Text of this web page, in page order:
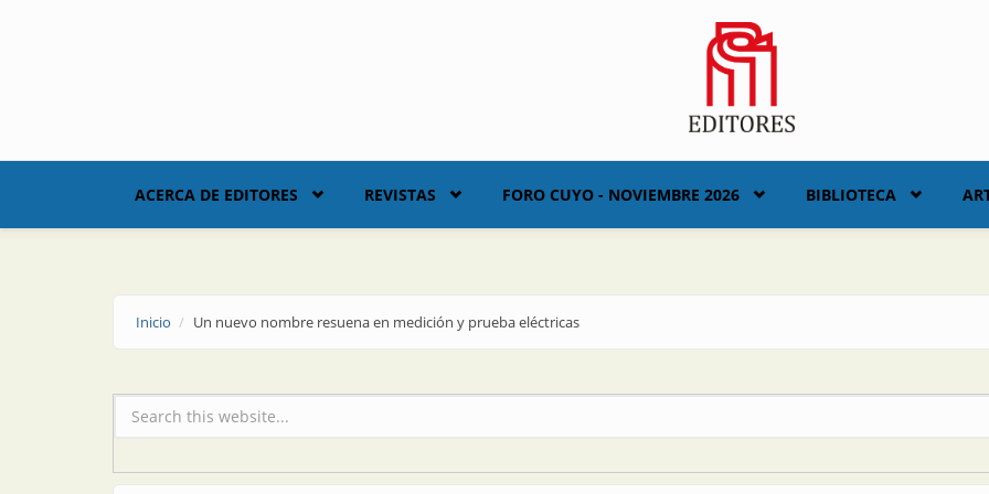
ACERCA DE EDITORES REVISTAS FORO CUYO - NOVIEMBRE 2026 BIBLIOTECA
Inicio Un nuevo nombre resuena en medición y prueba eléctricas
Formulario de búsqueda